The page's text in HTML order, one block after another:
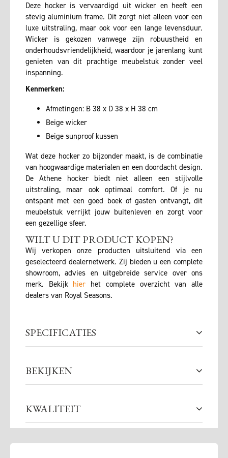
Deze hocker is vervaardigd uit wicker en heeft een
stevig aluminium frame. Dit zorgt niet alleen voor een
luxe uitstraling, maar ook voor een lange levensduur.
Wicker is gekozen vanwege zijn robuustheid en
onderhoudsvriendelijkheid, waardoor je jarenlang kunt
genieten van dit prachtige meubelstuk zonder veel
inspanning.
Kenmerken:
Afmetingen: B 38 x D 38 x H 38 cm
Beige wicker
Beige sunproof kussen
Wat deze hocker zo bijzonder maakt, is de combinatie
van hoogwaardige materialen en een doordacht design.
De Athene hocker biedt niet alleen een stijlvolle
uitstraling, maar ook optimaal comfort. Of je nu
ontspant met een goed boek of gasten ontvangt, dit
meubelstuk verrijkt jouw buitenleven en zorgt voor
een gezellige sfeer.
WILT U DIT PRODUCT KOPEN?
Wij verkopen onze producten uitsluitend via een
geselecteerd dealernetwerk. Zij bieden u een complete
showroom, advies en uitgebreide service over ons
merk. Bekijk hier het complete overzicht van alle
dealers van Royal Seasons.
SPECIFICATIES
BEKIJKEN
KWALITEIT